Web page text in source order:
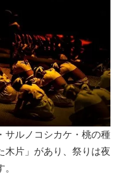
サルノコシカケ・桃の種
木片」があり、祭りは夜